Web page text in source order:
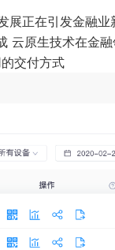
展正在引发金融
云原生技术在金
交付方式